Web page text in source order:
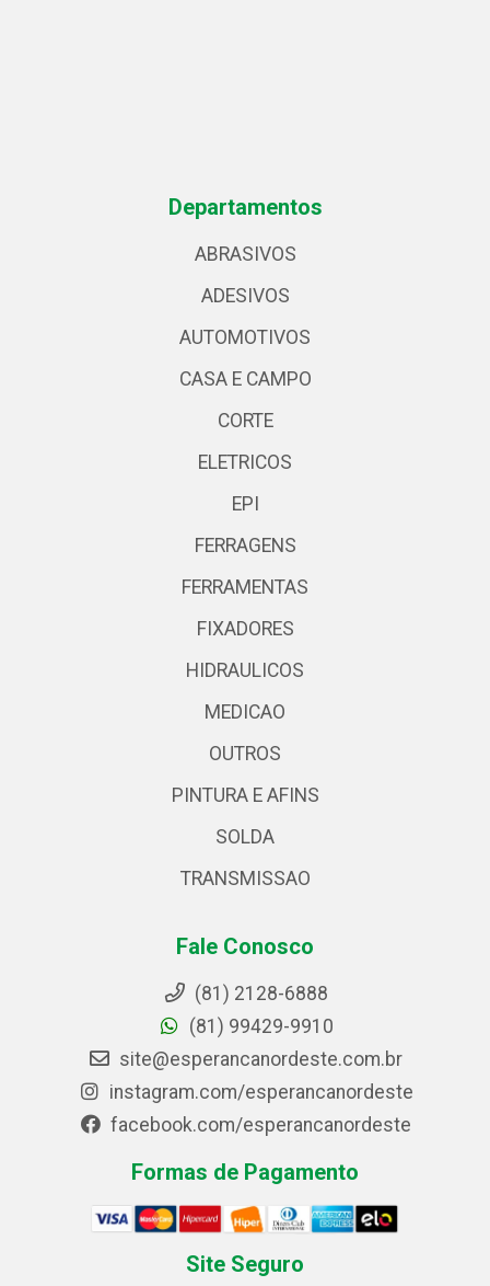
Departamentos
ABRASIVOS
ADESIVOS
AUTOMOTIVOS
CASA E CAMPO
CORTE
ELETRICOS
EPI
FERRAGENS
FERRAMENTAS
FIXADORES
HIDRAULICOS
MEDICAO
OUTROS
PINTURA E AFINS
SOLDA
TRANSMISSAO
Fale Conosco
(81) 2128-6888
(81) 99429-9910
site@esperancanordeste.com.br
instagram.com/esperancanordeste
facebook.com/esperancanordeste
Formas de Pagamento
Site Seguro